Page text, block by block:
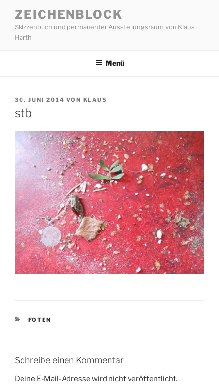
Inhalt
springen
ZEICHENBLOCK
Skizzenbuch und permanenter Ausstellungsraum von Klaus
Harth
Menü
VERÖFFENTLICHT
AM
30. JUNI 2014 VON KLAUS
stb
KATEGORIEN
FOTEN
Schreibe einen Kommentar
Deine E-Mail-Adresse wird nicht veröffentlicht.